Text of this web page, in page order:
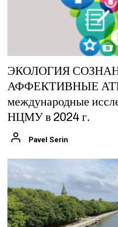
ЭКОЛОГИЯ
АФФЕКТИВНЫЕ
международные
НЦМУ в 2024 г.
Pavel Serin